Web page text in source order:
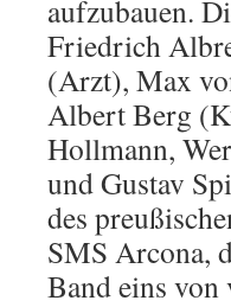
aufzubauen.
Friedrich
(Arzt), Max
Albert Berg
Hollmann,
und Gustav
des
SMS Arcona,
Band eins